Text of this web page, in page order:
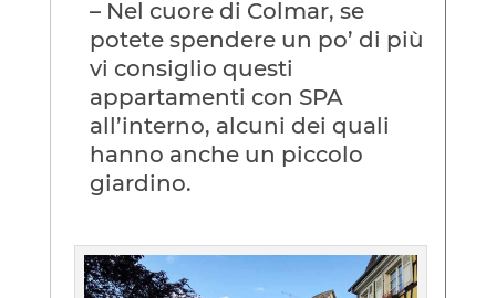
– Nel cuore di Colmar, se
potete spendere un po’ di più
vi consiglio questi
appartamenti con SPA
all’interno, alcuni dei quali
hanno anche un piccolo
giardino.